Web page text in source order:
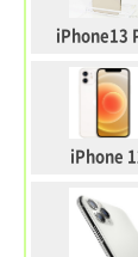
iPhone13
iPhone